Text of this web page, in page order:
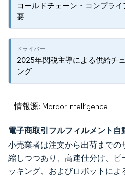
コールドチェーン・コンプラ
要
2025年関税主導による供給チ
ング
情報源: Mordor Intelligence
電子商取引フルフィルメント自
小売業者は注文から出荷まで
縮しつつあり、高速仕分け、
ッキング、およびロボットに